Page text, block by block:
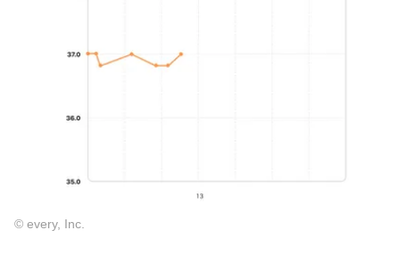
© every, Inc.